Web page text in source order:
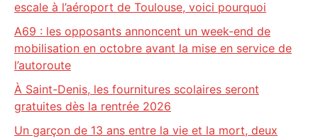
escale à l’aéroport de Toulouse, voici pourquoi
A69 : les opposants annoncent un week-end de
mobilisation en octobre avant la mise en service de
l’autoroute
À Saint-Denis, les fournitures scolaires seront
gratuites dès la rentrée 2026
Un garçon de 13 ans entre la vie et la mort, deux